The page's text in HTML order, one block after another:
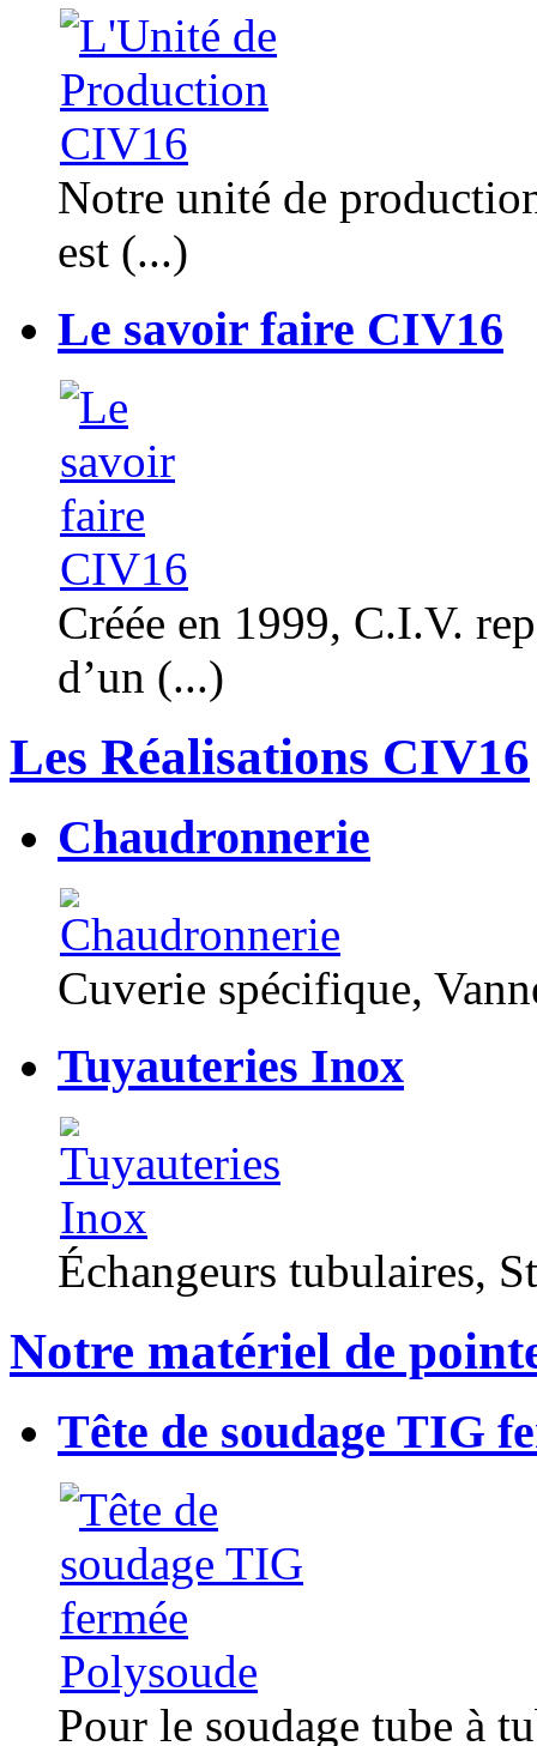
Notre unité de
est (...)
Le savoir faire CIV16
Créée en 1999, C.I.V.
d’un (...)
Les Réalisations CIV16
Chaudronnerie
Cuverie spécifique,
Tuyauteries Inox
Échangeurs tubulaires,
Notre matériel de
Tête de soudage TIG
Pour le soudage tube à